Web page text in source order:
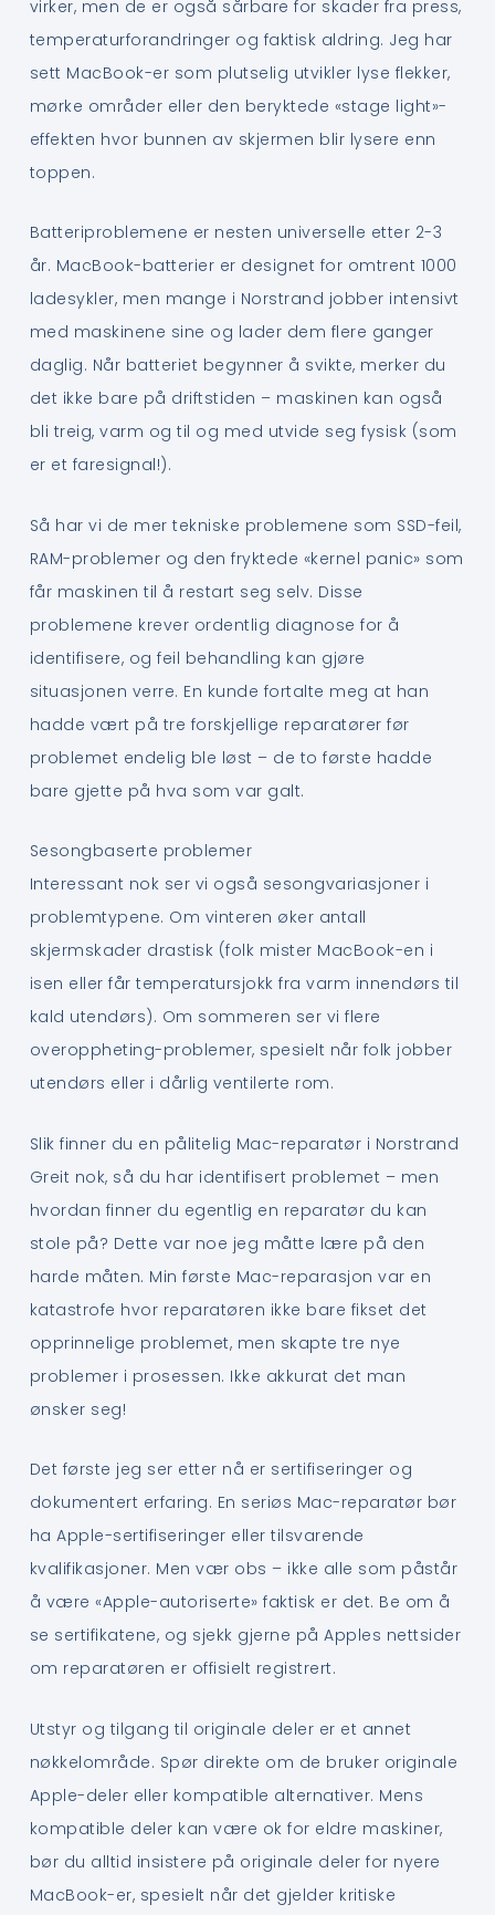
virker, men de er også sårbare for skader fra press,
temperaturforandringer og faktisk aldring. Jeg har
sett MacBook-er som plutselig utvikler lyse flekker,
mørke områder eller den beryktede «stage light»-
effekten hvor bunnen av skjermen blir lysere enn
toppen.
Batteriproblemene er nesten universelle etter 2-3
år. MacBook-batterier er designet for omtrent 1000
ladesykler, men mange i Norstrand jobber intensivt
med maskinene sine og lader dem flere ganger
daglig. Når batteriet begynner å svikte, merker du
det ikke bare på driftstiden – maskinen kan også
bli treig, varm og til og med utvide seg fysisk (som
er et faresignal!).
Så har vi de mer tekniske problemene som SSD-feil,
RAM-problemer og den fryktede «kernel panic» som
får maskinen til å restart seg selv. Disse
problemene krever ordentlig diagnose for å
identifisere, og feil behandling kan gjøre
situasjonen verre. En kunde fortalte meg at han
hadde vært på tre forskjellige reparatører før
problemet endelig ble løst – de to første hadde
bare gjette på hva som var galt.
Sesongbaserte problemer
Interessant nok ser vi også sesongvariasjoner i
problemtypene. Om vinteren øker antall
skjermskader drastisk (folk mister MacBook-en i
isen eller får temperatursjokk fra varm innendørs til
kald utendørs). Om sommeren ser vi flere
overoppheting-problemer, spesielt når folk jobber
utendørs eller i dårlig ventilerte rom.
Slik finner du en pålitelig Mac-reparatør i Norstrand
Greit nok, så du har identifisert problemet – men
hvordan finner du egentlig en reparatør du kan
stole på? Dette var noe jeg måtte lære på den
harde måten. Min første Mac-reparasjon var en
katastrofe hvor reparatøren ikke bare fikset det
opprinnelige problemet, men skapte tre nye
problemer i prosessen. Ikke akkurat det man
ønsker seg!
Det første jeg ser etter nå er sertifiseringer og
dokumentert erfaring. En seriøs Mac-reparatør bør
ha Apple-sertifiseringer eller tilsvarende
kvalifikasjoner. Men vær obs – ikke alle som påstår
å være «Apple-autoriserte» faktisk er det. Be om å
se sertifikatene, og sjekk gjerne på Apples nettsider
om reparatøren er offisielt registrert.
Utstyr og tilgang til originale deler er et annet
nøkkelområde. Spør direkte om de bruker originale
Apple-deler eller kompatible alternativer. Mens
kompatible deler kan være ok for eldre maskiner,
bør du alltid insistere på originale deler for nyere
MacBook-er, spesielt når det gjelder kritiske